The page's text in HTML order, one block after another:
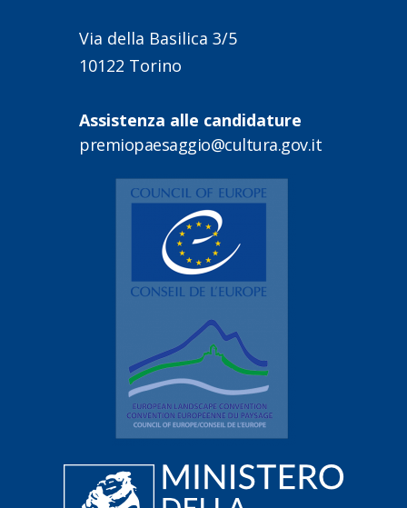
Via della Basilica 3/5
10122 Torino
Assistenza alle candidature
premiopaesaggio@cultura.gov.it